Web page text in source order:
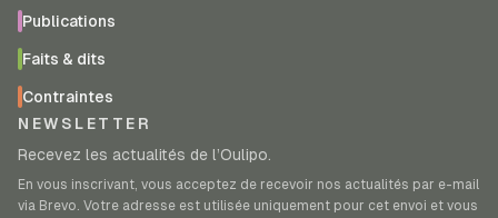
Publications
Faits & dits
Contraintes
NEWSLETTER
Recevez les actualités de l’Oulipo.
En vous inscrivant, vous acceptez de recevoir nos actualités par e-mail
via Brevo. Votre adresse est utilisée uniquement pour cet envoi et vous